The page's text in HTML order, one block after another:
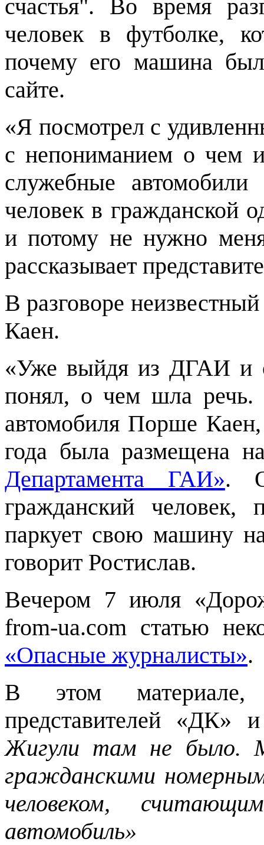
счастья". Во время
человек в футболке,
почему его машина
сайте.
«Я посмотрел с
с непониманием о чем
служебные
человек в гражданской
и потому не нужно
рассказывает
В разговоре
Каен.
«Уже выйдя из ДГАИ и
понял, о чем шла речь.
автомобиля Порше Каен,
года была размещена
Департамента ГАИ».
гражданский человек,
паркует свою машину
говорит Ростислав.
Вечером 7 июля
from-ua.com статью
«Опасные журналисты».
В этом материале,
представителей
Жигули там не было.
гражданскими
человеком,
автомобиль»